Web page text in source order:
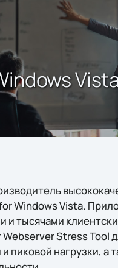
Windows Vista.
и тысячами
Webserver Stress
пиковой нагрузки,